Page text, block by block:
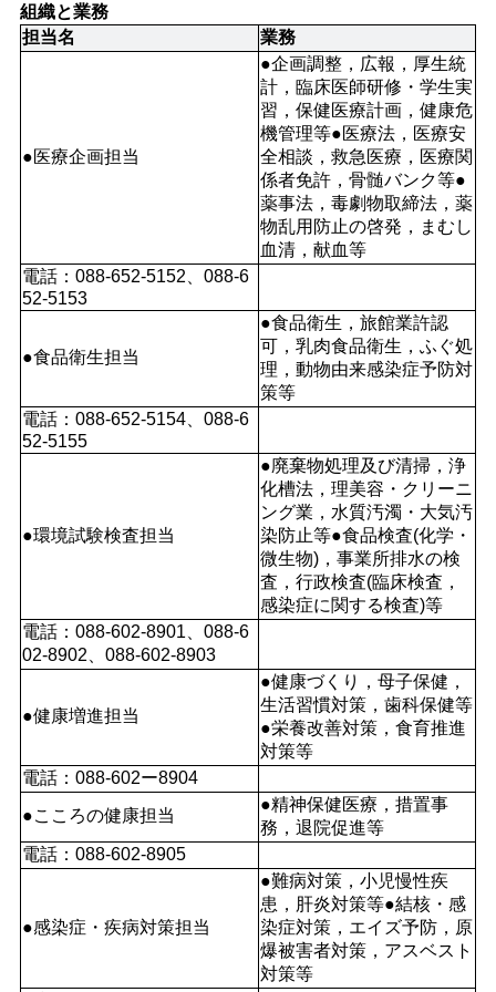
組織と業務
担当名
業務
●医療企画担当
●企画調整，広報，厚生統
計，臨床医師研修・学生実
習，保健医療計画，健康危
機管理等●医療法，医療安
全相談，救急医療，医療関
係者免許，骨髄バンク等●
薬事法，毒劇物取締法，薬
物乱用防止の啓発，まむし
血清，献血等
電話：088-652-5152、088-6
52-5153
●食品衛生担当
●食品衛生，旅館業許認
可，乳肉食品衛生，ふぐ処
理，動物由来感染症予防対
策等
電話：088-652-5154、088-6
52-5155
●環境試験検査担当
●廃棄物処理及び清掃，浄
化槽法，理美容・クリーニ
ング業，水質汚濁・大気汚
染防止等●食品検査(化学・
微生物)，事業所排水の検
査，行政検査(臨床検査，
感染症に関する検査)等
電話：088-602-8901、088-6
02-8902、088-602-8903
●健康増進担当
●健康づくり，母子保健，
生活習慣対策，歯科保健等
●栄養改善対策，食育推進
対策等
電話：088-602ー8904
●こころの健康担当
●精神保健医療，措置事
務，退院促進等
電話：088-602-8905
●感染症・疾病対策担当
●難病対策，小児慢性疾
患，肝炎対策等●結核・感
染症対策，エイズ予防，原
爆被害者対策，アスベスト
対策等